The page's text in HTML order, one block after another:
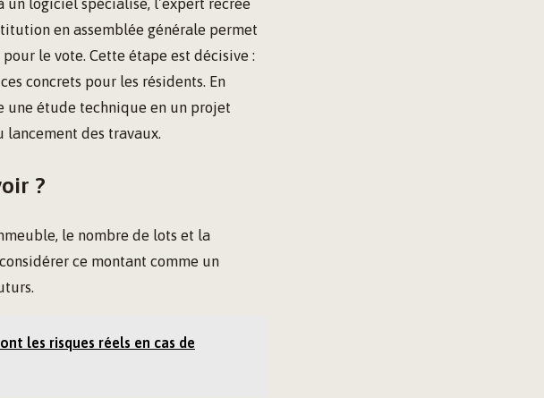
en assemblée générale permet
le vote. Cette étape est décisive :
concrets pour les résidents. En
une étude technique en un projet
lancement des travaux.
?
le nombre de lots et la
ce montant comme un
les risques réels en cas de